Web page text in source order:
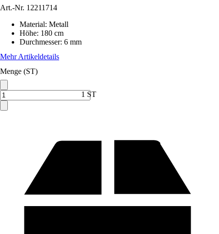
Art.-Nr. 12211714
Material: Metall
Höhe: 180 cm
Durchmesser: 6 mm
Mehr Artikeldetails
Menge (ST)
1 ST